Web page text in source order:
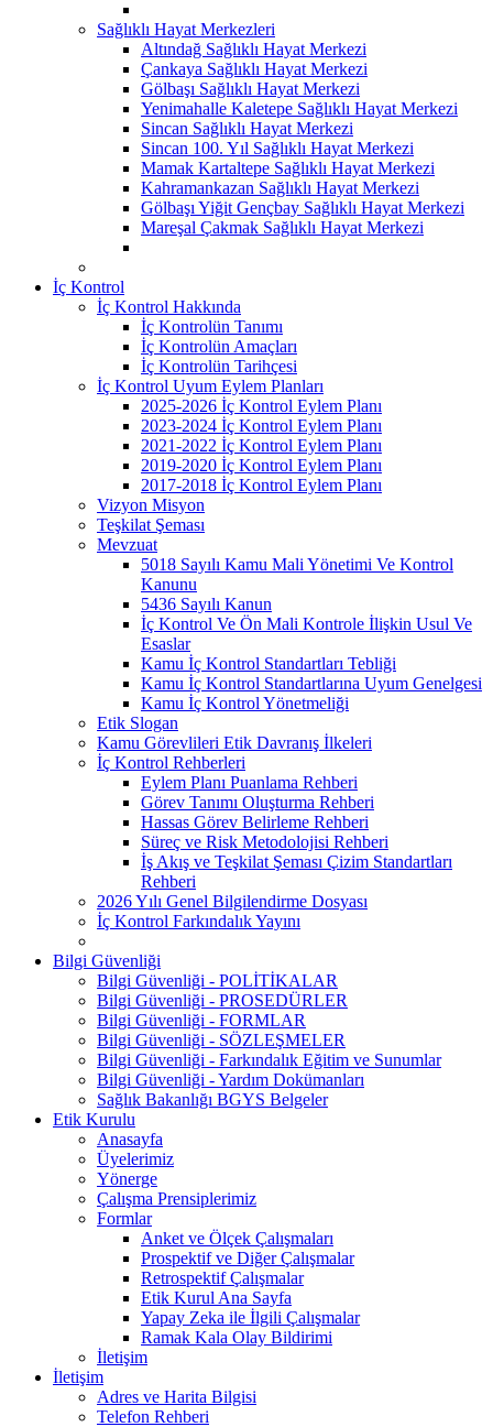
Sağlıklı Hayat Merkezleri
Altındağ Sağlıklı Hayat Merkezi
Çankaya Sağlıklı Hayat Merkezi
Gölbaşı Sağlıklı Hayat Merkezi
Yenimahalle Kaletepe Sağlıklı Hayat Merkezi
Sincan Sağlıklı Hayat Merkezi
Sincan 100. Yıl Sağlıklı Hayat Merkezi
Mamak Kartaltepe Sağlıklı Hayat Merkezi
Kahramankazan Sağlıklı Hayat Merkezi
Gölbaşı Yiğit Gençbay Sağlıklı Hayat Merkezi
Mareşal Çakmak Sağlıklı Hayat Merkezi
İç Kontrol
İç Kontrol Hakkında
İç Kontrolün Tanımı
İç Kontrolün Amaçları
İç Kontrolün Tarihçesi
İç Kontrol Uyum Eylem Planları
2025-2026 İç Kontrol Eylem Planı
2023-2024 İç Kontrol Eylem Planı
2021-2022 İç Kontrol Eylem Planı
2019-2020 İç Kontrol Eylem Planı
2017-2018 İç Kontrol Eylem Planı
Vizyon Misyon
Teşkilat Şeması
Mevzuat
5018 Sayılı Kamu Mali Yönetimi Ve Kontrol
Kanunu
5436 Sayılı Kanun
İç Kontrol Ve Ön Mali Kontrole İlişkin Usul Ve
Esaslar
Kamu İç Kontrol Standartları Tebliği
Kamu İç Kontrol Standartlarına Uyum Genelgesi
Kamu İç Kontrol Yönetmeliği
Etik Slogan
Kamu Görevlileri Etik Davranış İlkeleri
İç Kontrol Rehberleri
Eylem Planı Puanlama Rehberi
Görev Tanımı Oluşturma Rehberi
Hassas Görev Belirleme Rehberi
Süreç ve Risk Metodolojisi Rehberi
İş Akış ve Teşkilat Şeması Çizim Standartları
Rehberi
2026 Yılı Genel Bilgilendirme Dosyası
İç Kontrol Farkındalık Yayını
Bilgi Güvenliği
Bilgi Güvenliği - POLİTİKALAR
Bilgi Güvenliği - PROSEDÜRLER
Bilgi Güvenliği - FORMLAR
Bilgi Güvenliği - SÖZLEŞMELER
Bilgi Güvenliği - Farkındalık Eğitim ve Sunumlar
Bilgi Güvenliği - Yardım Dokümanları
Sağlık Bakanlığı BGYS Belgeler
Etik Kurulu
Anasayfa
Üyelerimiz
Yönerge
Çalışma Prensiplerimiz
Formlar
Anket ve Ölçek Çalışmaları
Prospektif ve Diğer Çalışmalar
Retrospektif Çalışmalar
Etik Kurul Ana Sayfa
Yapay Zeka ile İlgili Çalışmalar
Ramak Kala Olay Bildirimi
İletişim
İletişim
Adres ve Harita Bilgisi
Telefon Rehberi